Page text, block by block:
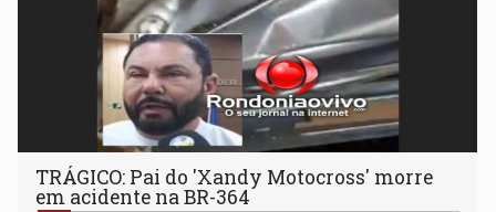
TRÁGICO: Pai do 'Xandy Motocross' morre
em acidente na BR-364